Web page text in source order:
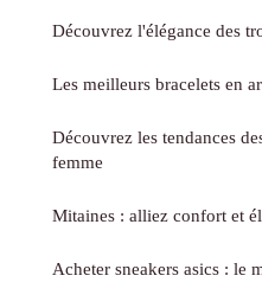
Découvrez l'élégance des
Les meilleurs bracelets en
Découvrez les tendances
femme
Mitaines : alliez confort et
Acheter sneakers asics : le